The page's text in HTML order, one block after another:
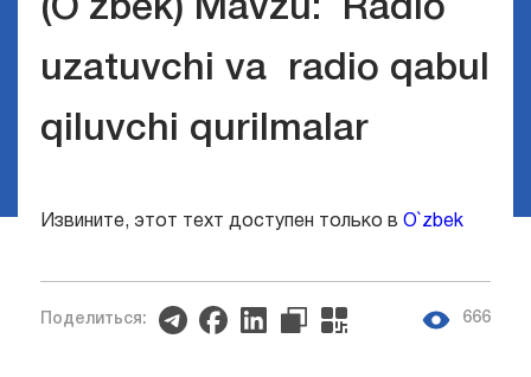
(O`zbek) Mavzu: Radio
uzatuvchi va radio qabul
qiluvchi qurilmalar
Извините, этот техт доступен только в O`zbek
Поделиться: 666